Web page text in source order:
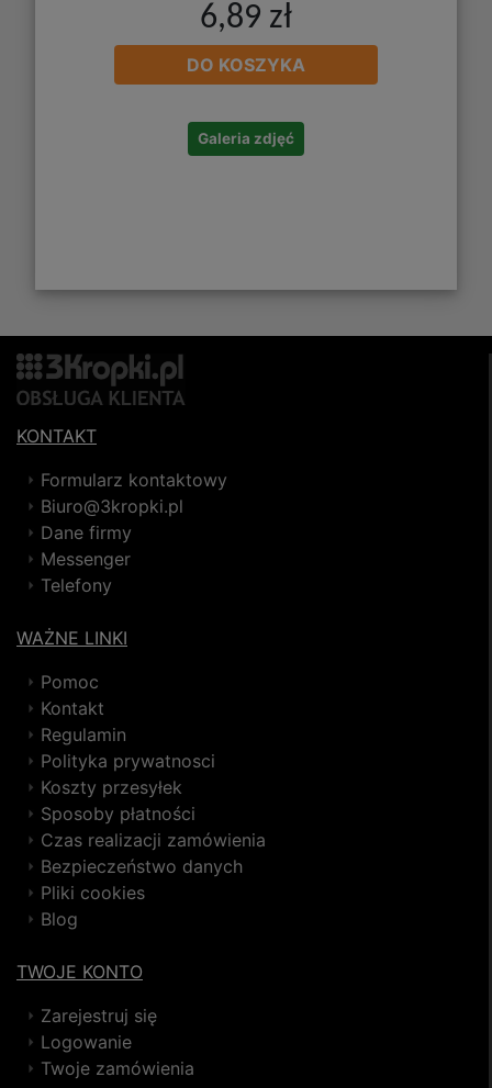
6,89 zł
DO KOSZYKA
Galeria zdjęć
KONTAKT
Formularz kontaktowy
Biuro@3kropki.pl
Dane firmy
Messenger
Telefony
WAŻNE LINKI
Pomoc
Kontakt
Regulamin
Polityka prywatnosci
Koszty przesyłek
Sposoby płatności
Czas realizacji zamówienia
Bezpieczeństwo danych
Pliki cookies
Blog
TWOJE KONTO
Zarejestruj się
Logowanie
Twoje zamówienia